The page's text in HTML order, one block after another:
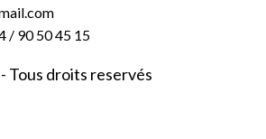
/ 90 50 45 15
- Tous droits reservés